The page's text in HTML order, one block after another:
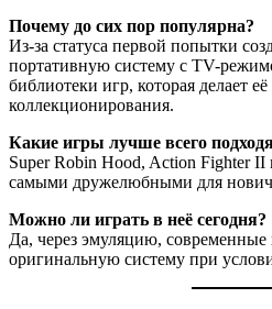
Почему до сих пор популярна?
Из-за статуса первой попытки
портативную систему с TV-
библиотеки игр, которая делает
коллекционирования.
Какие игры лучше всего
Super Robin Hood, Action Fighter II
самыми дружелюбными для
Можно ли играть в неё сегодня?
Да, через эмуляцию, современные
оригинальную систему при